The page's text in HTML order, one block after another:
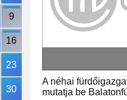
9
16
23
30
A néhai
mutatja be